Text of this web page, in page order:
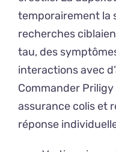
temporairement la
recherches
tau, des
interactions avec
Commander
assurance colis et
réponse